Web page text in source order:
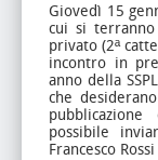
Giovedì 15
cui si
privato (2ª
incontro in
anno della
che
possibile
Francesco Rossi